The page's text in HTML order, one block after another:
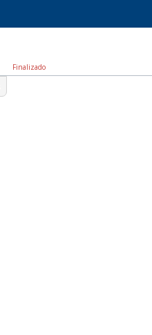
Finalizado